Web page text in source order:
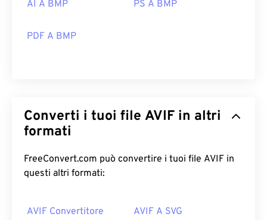
AI A BMP PS A BMP
PDF A BMP
Converti i tuoi file AVIF in altri
formati
FreeConvert.com può convertire i tuoi file AVIF in
questi altri formati:
AVIF Convertitore AVIF A SVG